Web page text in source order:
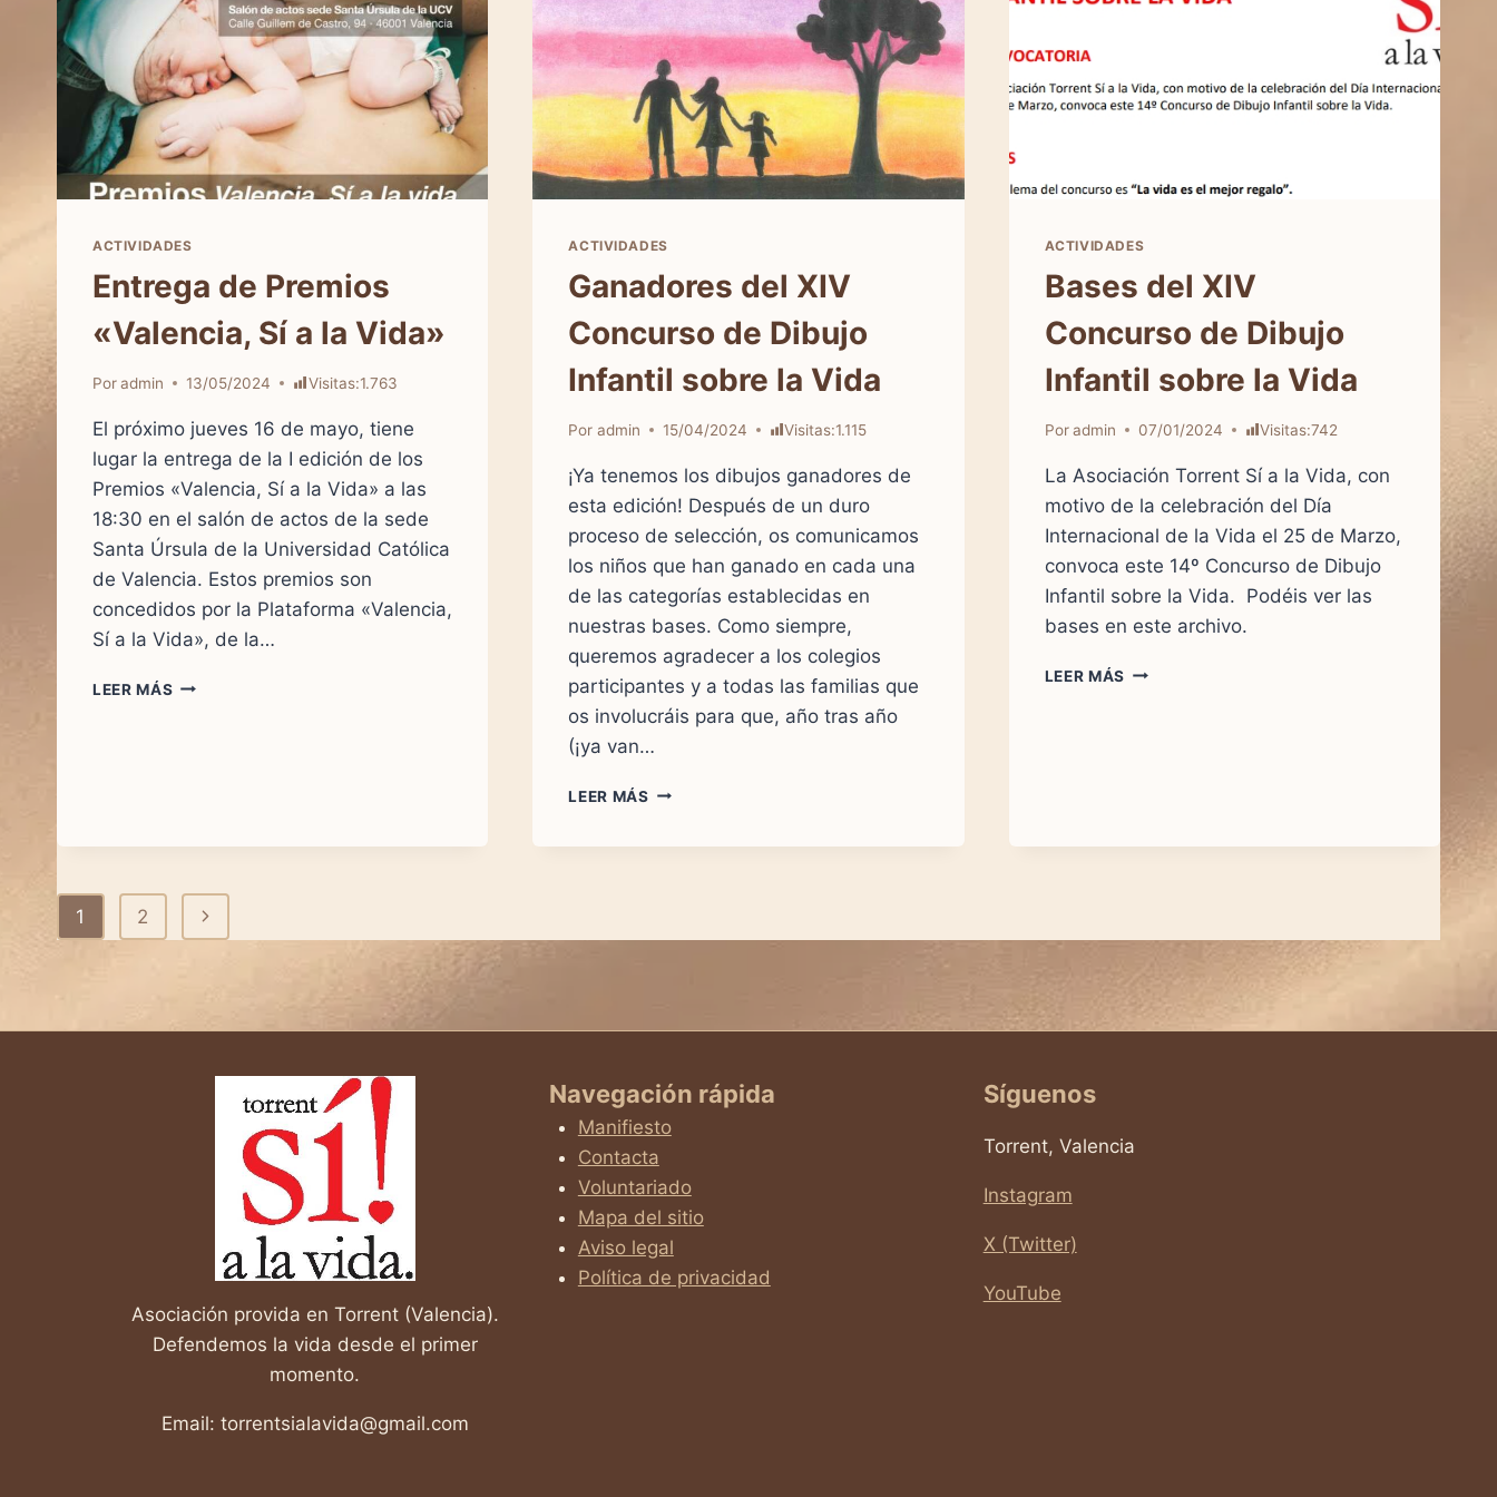
ACTIVIDADES
Entrega de Premios
«Valencia, Sí a la Vida»
Poradmin 13/05/2024 Visitas:1.763
El próximo jueves 16 de mayo, tiene
lugar la entrega de la I edición de los
Premios «Valencia, Sí a la Vida» a las
18:30 en el salón de actos de la sede
Santa Úrsula de la Universidad Católica
de Valencia. Estos premios son
concedidos por la Plataforma «Valencia,
Sí a la Vida», de la…
LEER MÁS ENTREGA
VIDA»
ACTIVIDADES
Ganadores del XIV
Concurso de Dibujo
Infantil sobre la Vida
Por admin 15/04/2024 Visitas:1.115
¡Ya tenemos los dibujos ganadores de
esta edición! Después de un duro
proceso de selección, os comunicamos
los niños que han ganado en cada una
de las categorías establecidas en
nuestras bases. Como siempre,
queremos agradecer a los colegios
participantes y a todas las familias que
os involucráis para que, año tras año
(¡ya van…
LEER MÁS GANADORES
ACTIVIDADES
Bases del XIV
Concurso de Dibujo
Infantil sobre la Vida
Por admin 07/01/2024 Visitas:742
La Asociación Torrent Sí a la Vida, con
motivo de la celebración del Día
Internacional de la Vida el 25 de Marzo,
convoca este 14º Concurso de Dibujo
Infantil sobre la Vida. Podéis ver las
bases en este archivo.
LEER MÁS BASES
Navegación
1 2
Siguiente
Asociación provida en Torrent (Valencia).
Defendemos la vida desde el primer
momento.
Email: torrentsialavida@gmail.com
Navegación rápida
Manifiesto
Contacta
Voluntariado
Mapa del sitio
Aviso legal
Política de privacidad
Síguenos
Torrent, Valencia
Instagram
X (Twitter)
YouTube